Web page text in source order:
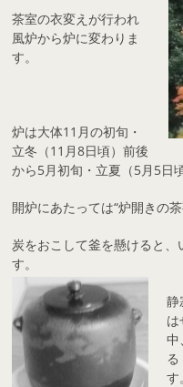
茶室の衣変えが行われ
風炉から炉に変わりま
す。
炉は大体11月の初旬・
立冬（11月8日頃）前後
から5月初旬・立夏（5月5日
開炉にあたっては“炉開きの茶
炭をおこして釜を懸けると
す。
静
中
す。